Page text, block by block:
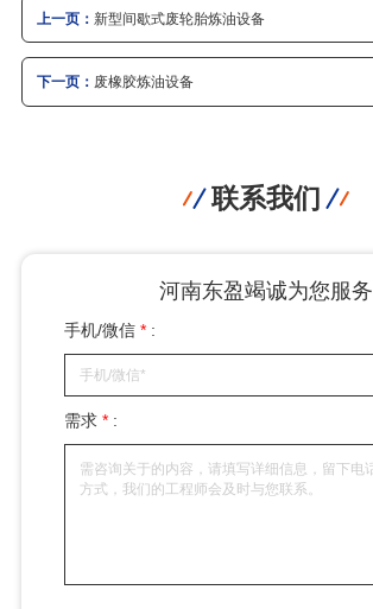
上一页： 新型间歇式废轮胎炼油设备
下一页： 废橡胶炼油设备
联系我们
河南东盈竭诚为您服务
手机/微信* :
需求* :